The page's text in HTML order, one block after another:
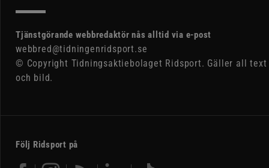
Tjänstgörande webbredaktör nås alltid via e-post
webbred@tidningenridsport.se
© Copyright Tidningsaktiebolaget Ridsport. Gäller all text
och bild.
Följ Ridsport på